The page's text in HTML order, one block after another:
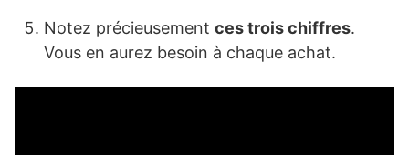
Notez précieusement ces trois chiffres.
Vous en aurez besoin à chaque achat.